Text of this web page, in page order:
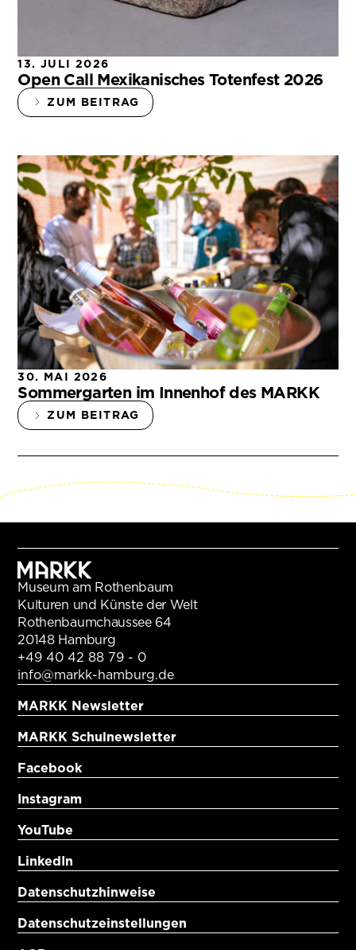
13. JULI 2026
Open Call Mexikanisches Totenfest 2026
ZUM BEITRAG
30. MAI 2026
Sommergarten im Innenhof des MARKK
ZUM BEITRAG
Museum am Rothenbaum
Kulturen und Künste der Welt
Rothenbaumchaussee 64
20148 Hamburg
+49 40 42 88 79 - 0
info@markk-hamburg.de
MARKK Newsletter
MARKK Schulnewsletter
Facebook
Instagram
YouTube
LinkedIn
Datenschutzhinweise
Datenschutzeinstellungen